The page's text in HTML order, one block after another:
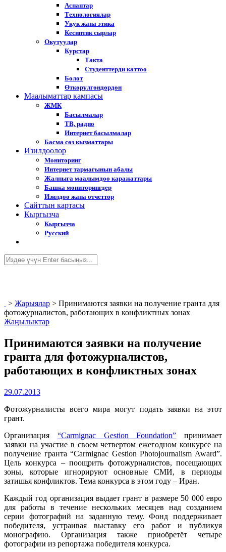
Аспаптар
Технологиялар
Укук жана этика
Кесиптик сырлар
Окутуулар
Курстар
Такта
Студенттерди каттоо
Болот
Өткөрүлгөндөрдөн
Маалыматтар кампасы
ЖМК
Басылмалар
ТВ, радио
Интернет басылмалар
Басма сөз кызматтары
Изилдөөлөр
Мониторинг
Интернет тармагынын абалы
Жалпыга маалымдоо каражаттары
Башка мониторингдер
Изилдөө жана отчеттор
Cайттын картасы
Кыргызча
Кыргызча
Русский
> Жарыялар > Принимаются заявки на получение гранта для
фотожурналистов, работающих в конфликтных зонах
Жаңылыктар
Принимаются заявки на получение
гранта для фотожурналистов,
работающих в конфликтных зонах
29.07.2013
Фотожурналисты всего мира могут подать заявки на этот
грант.
Организация “Carmignac Gestion Foundation” принимает
заявки на участие в своем четвертом ежегодном конкурсе на
получение гранта “Carmignac Gestion Photojournalism Award”.
Цель конкурса – поощрить фотожурналистов, посещающих
зоны, которые игнорируют основные СМИ, в периоды
затишья конфликтов. Тема конкурса в этом году – Иран.
Каждый год организация выдает грант в размере 50 000 евро
для работы в течение нескольких месяцев над созданием
серии фотографий на заданную тему. Фонд поддерживает
победителя, устраивая выставку его работ и публикуя
монографию. Организация также приобретёт четыре
фотографии из репортажа победителя конкурса.